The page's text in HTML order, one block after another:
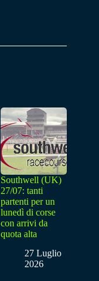
Southwell (UK)
27/07: tanti
partenti per un
lunedì di corse
con arrivi da
quota alta
27 Luglio
2026